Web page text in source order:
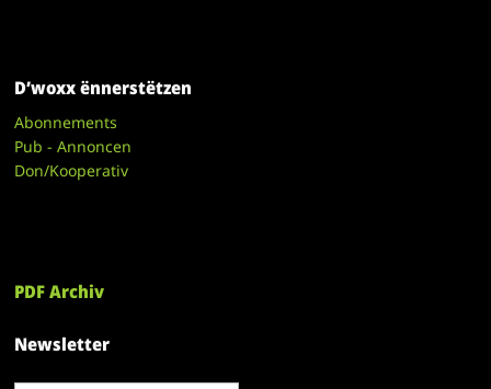
D’woxx ënnerstëtzen
Abonnements
Pub - Annoncen
Don/Kooperativ
PDF Archiv
Newsletter